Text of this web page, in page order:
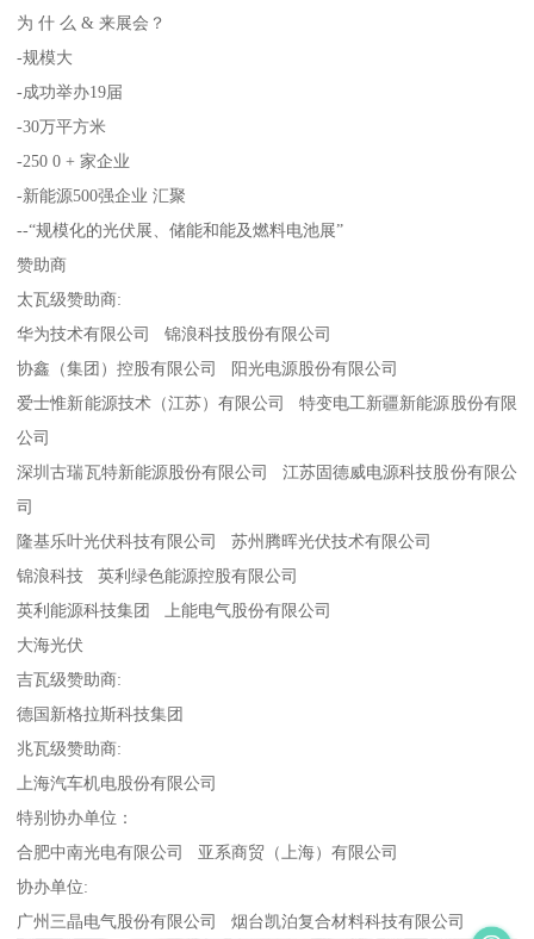
为 什 么 & 来展会？
-规模大
-成功举办19届
-30万平方米
-250 0 + 家企业
-新能源500强企业 汇聚
--“规模化的光伏展、储能和能及燃料电池展”
赞助商
太瓦级赞助商:
华为技术有限公司 锦浪科技股份有限公司
协鑫（集团）控股有限公司 阳光电源股份有限公司
爱士惟新能源技术（江苏）有限公司 特变电工新疆新能源股份有限
公司
深圳古瑞瓦特新能源股份有限公司 江苏固德威电源科技股份有限公
司
隆基乐叶光伏科技有限公司 苏州腾晖光伏技术有限公司
锦浪科技 英利绿色能源控股有限公司
英利能源科技集团 上能电气股份有限公司
大海光伏
吉瓦级赞助商:
德国新格拉斯科技集团
兆瓦级赞助商:
上海汽车机电股份有限公司
特别协办单位：
合肥中南光电有限公司 亚系商贸（上海）有限公司
协办单位:
广州三晶电气股份有限公司 烟台凯泊复合材料科技有限公司